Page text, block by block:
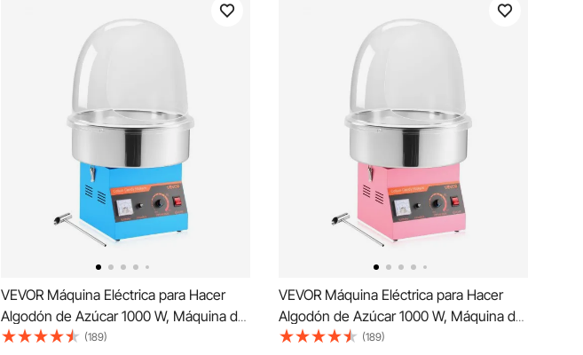
VEVOR Máquina Eléctrica para Hacer
Algodón de Azúcar 1000 W, Máquina de
Algodón de Azúcar con Tapa, Recipiente
(189)
VEVOR Máquina Eléctrica para Hacer
Algodón de Azúcar 1000 W, Máquina de
Algodón de Azúcar con Tapa, Recipiente
(189)